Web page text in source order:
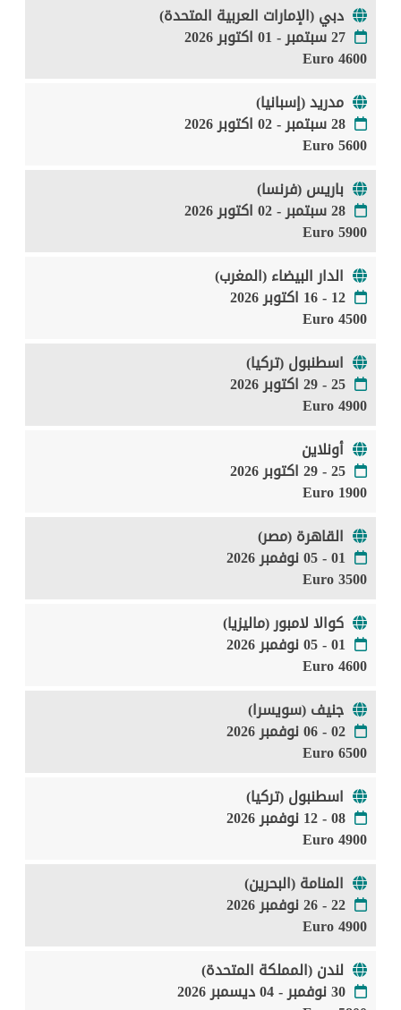
دبي (الإمارات العربية المتحدة)
27 سبتمبر - 01 اكتوبر 2026
4600 Euro
مدريد (إسبانيا)
28 سبتمبر - 02 اكتوبر 2026
5600 Euro
باريس (فرنسا)
28 سبتمبر - 02 اكتوبر 2026
5900 Euro
الدار البيضاء (المغرب)
12 - 16 اكتوبر 2026
4500 Euro
اسطنبول (تركيا)
25 - 29 اكتوبر 2026
4900 Euro
أونلاين
25 - 29 اكتوبر 2026
1900 Euro
القاهرة (مصر)
01 - 05 نوفمبر 2026
3500 Euro
كوالا لامبور (ماليزيا)
01 - 05 نوفمبر 2026
4600 Euro
جنيف (سويسرا)
02 - 06 نوفمبر 2026
6500 Euro
اسطنبول (تركيا)
08 - 12 نوفمبر 2026
4900 Euro
المنامة (البحرين)
22 - 26 نوفمبر 2026
4900 Euro
لندن (المملكة المتحدة)
30 نوفمبر - 04 ديسمبر 2026